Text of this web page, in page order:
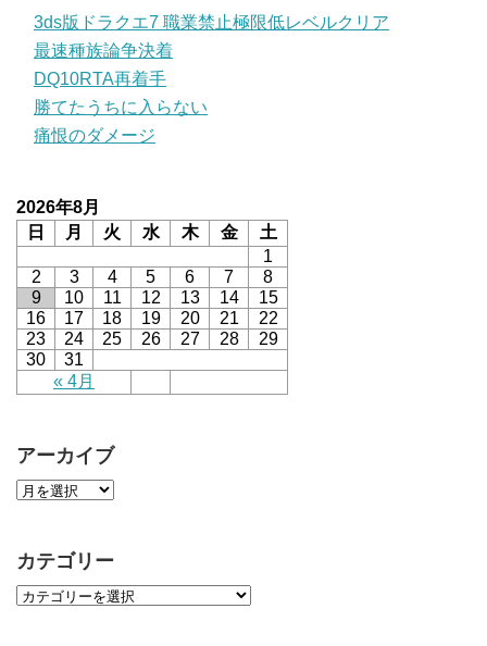
3ds版ドラクエ7 職業禁止極限低レベルクリア
最速種族論争決着
DQ10RTA再着手
勝てたうちに入らない
痛恨のダメージ
2026年8月
日
月 火 水 木 金 土
« 4月
1
2
3 4 5 6 7
8
9
10 11 12 13 14
15
16
17 18 19 20 21
22
23
24 25 26 27 28
29
30
31
アーカイブ
カテゴリー